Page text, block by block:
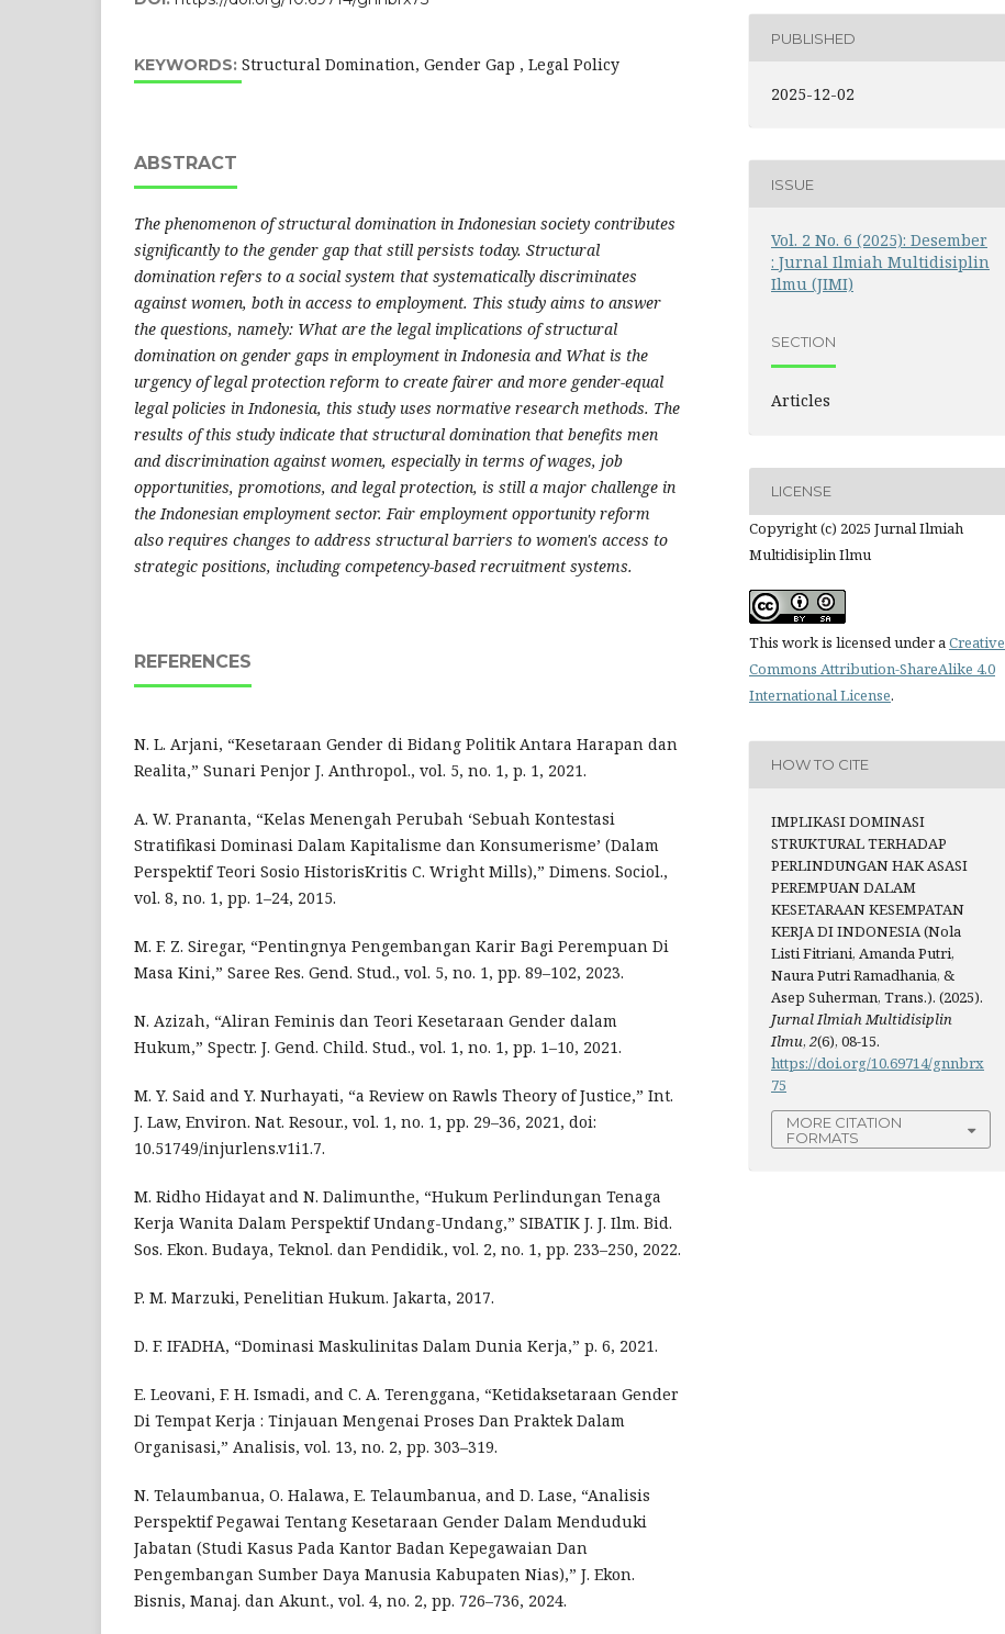
KEYWORDS: Structural Domination, Gender Gap , Legal Policy
ABSTRACT
The phenomenon of structural domination in Indonesian society contributes
significantly to the gender gap that still persists today. Structural
domination refers to a social system that systematically discriminates
against women, both in access to employment. This study aims to answer
the questions, namely: What are the legal implications of structural
domination on gender gaps in employment in Indonesia and What is the
urgency of legal protection reform to create fairer and more gender-equal
legal policies in Indonesia, this study uses normative research methods. The
results of this study indicate that structural domination that benefits men
and discrimination against women, especially in terms of wages, job
opportunities, promotions, and legal protection, is still a major challenge in
the Indonesian employment sector. Fair employment opportunity reform
also requires changes to address structural barriers to women's access to
strategic positions, including competency-based recruitment systems.
REFERENCES
N. L. Arjani, “Kesetaraan Gender di Bidang Politik Antara Harapan dan
Realita,” Sunari Penjor J. Anthropol., vol. 5, no. 1, p. 1, 2021.
A. W. Prananta, “Kelas Menengah Perubah ‘Sebuah Kontestasi
Stratifikasi Dominasi Dalam Kapitalisme dan Konsumerisme’ (Dalam
Perspektif Teori Sosio HistorisKritis C. Wright Mills),” Dimens. Sociol.,
vol. 8, no. 1, pp. 1–24, 2015.
M. F. Z. Siregar, “Pentingnya Pengembangan Karir Bagi Perempuan Di
Masa Kini,” Saree Res. Gend. Stud., vol. 5, no. 1, pp. 89–102, 2023.
N. Azizah, “Aliran Feminis dan Teori Kesetaraan Gender dalam
Hukum,” Spectr. J. Gend. Child. Stud., vol. 1, no. 1, pp. 1–10, 2021.
M. Y. Said and Y. Nurhayati, “a Review on Rawls Theory of Justice,” Int.
J. Law, Environ. Nat. Resour., vol. 1, no. 1, pp. 29–36, 2021, doi:
10.51749/injurlens.v1i1.7.
M. Ridho Hidayat and N. Dalimunthe, “Hukum Perlindungan Tenaga
Kerja Wanita Dalam Perspektif Undang-Undang,” SIBATIK J. J. Ilm. Bid.
Sos. Ekon. Budaya, Teknol. dan Pendidik., vol. 2, no. 1, pp. 233–250, 2022.
P. M. Marzuki, Penelitian Hukum. Jakarta, 2017.
D. F. IFADHA, “Dominasi Maskulinitas Dalam Dunia Kerja,” p. 6, 2021.
E. Leovani, F. H. Ismadi, and C. A. Terenggana, “Ketidaksetaraan Gender
Di Tempat Kerja : Tinjauan Mengenai Proses Dan Praktek Dalam
Organisasi,” Analisis, vol. 13, no. 2, pp. 303–319.
N. Telaumbanua, O. Halawa, E. Telaumbanua, and D. Lase, “Analisis
Perspektif Pegawai Tentang Kesetaraan Gender Dalam Menduduki
Jabatan (Studi Kasus Pada Kantor Badan Kepegawaian Dan
Pengembangan Sumber Daya Manusia Kabupaten Nias),” J. Ekon.
Bisnis, Manaj. dan Akunt., vol. 4, no. 2, pp. 726–736, 2024.
PUBLISHED
2025-12-02
ISSUE
Vol. 2 No. 6 (2025): Desember
: Jurnal Ilmiah Multidisiplin
Ilmu (JIMI)
SECTION
Articles
LICENSE
Copyright (c) 2025 Jurnal Ilmiah
Multidisiplin Ilmu
This work is licensed under a Creative
Commons Attribution-ShareAlike 4.0
International License.
HOW TO CITE
IMPLIKASI DOMINASI
STRUKTURAL TERHADAP
PERLINDUNGAN HAK ASASI
PEREMPUAN DALAM
KESETARAAN KESEMPATAN
KERJA DI INDONESIA (Nola
Listi Fitriani, Amanda Putri,
Naura Putri Ramadhania, &
Asep Suherman, Trans.). (2025).
Jurnal Ilmiah Multidisiplin
Ilmu,2(6), 08-15.
https://doi.org/10.69714/gnnbrx
75
MORE CITATION
FORMATS